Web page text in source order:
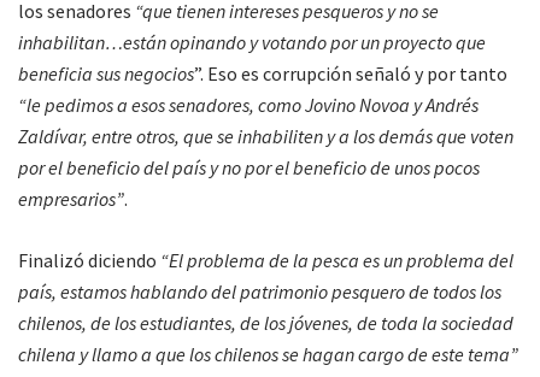
los senadores “que tienen intereses pesqueros y no se
inhabilitan…están opinando y votando por un proyecto que
beneficia sus negocios”. Eso es corrupción señaló y por tanto
“le pedimos a esos senadores, como Jovino Novoa y Andrés
Zaldívar, entre otros, que se inhabiliten y a los demás que voten
por el beneficio del país y no por el beneficio de unos pocos
empresarios”.
Finalizó diciendo “El problema de la pesca es un problema del
país, estamos hablando del patrimonio pesquero de todos los
chilenos, de los estudiantes, de los jóvenes, de toda la sociedad
chilena y llamo a que los chilenos se hagan cargo de este tema”